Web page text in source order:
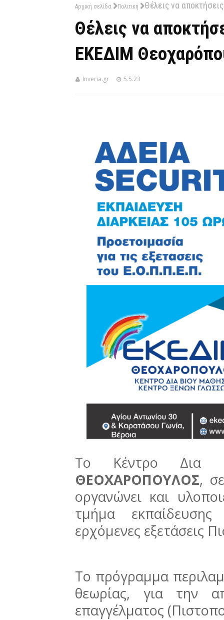
Αρχική σελίδα Πολιτική Θέλεις να
Θέλεις να
ΕΚΕΔΙΜ
Inveria.gr 5.5.23
Το Κέντρο Δια
ΘΕΟΧΑΡΟΠΟΥΛΟΣ,
οργανώνει και
τμήμα
ερχόμενες εξετάσεις
Το πρόγραμμα
θεωρίας, για την
επαγγέλματος